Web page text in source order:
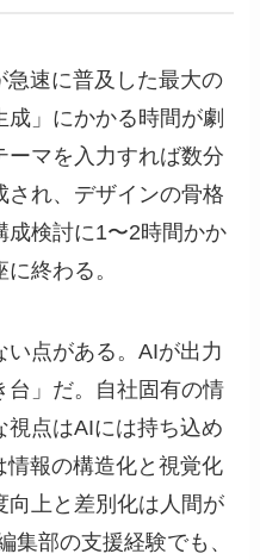
速に普及した最大の
」にかかる時間が劇
ーマを入力すれば数分
され、デザインの骨格
成検討に1〜2時間かか
終わる。
点がある。AIが出力
台」だ。自社固有の情
視点はAIには持ち込め
報の構造化と視覚化
向上と差別化は人間が
集部の支援経験でも、